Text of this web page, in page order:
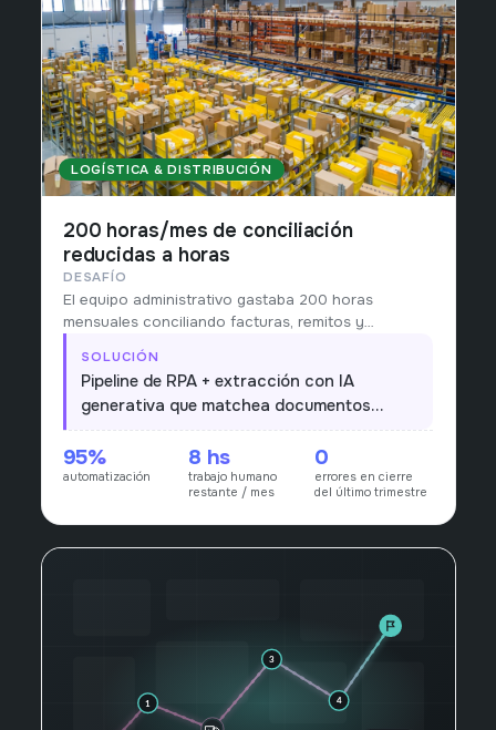
LOGÍSTICA & DISTRIBUCIÓN
200 horas/mes de conciliación
reducidas a horas
DESAFÍO
El equipo administrativo gastaba 200 horas
mensuales conciliando facturas, remitos y
SOLUCIÓN
Pipeline de RPA + extracción con IA
generativa que matchea documentos
automáticamente y deja para revisión solo
los casos ambiguos.
95%
automatización
8 hs
trabajo humano
restante / mes
0
errores en cierre
del último trimestre